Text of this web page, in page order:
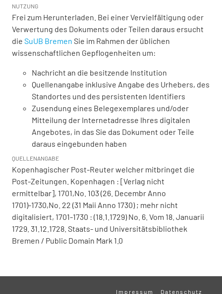
NUTZUNG
Frei zum Herunterladen. Bei einer Vervielfältigung oder
Verwertung des Dokuments oder Teilen daraus ersucht
die SuUB Bremen Sie im Rahmen der üblichen
wissenschaftlichen Gepflogenheiten um:
Nachricht an die besitzende Institution
Quellenangabe inklusive Angabe des Urhebers, des
Standortes und des persistenten Identifiers
Zusendung eines Belegexemplares und/oder
Mitteilung der Internetadresse Ihres digitalen
Angebotes, in das Sie das Dokument oder Teile
daraus eingebunden haben
QUELLENANGABE
Kopenhagischer Post-Reuter welcher mitbringet die
Post-Zeitungen. Kopenhagen : [Verlag nicht
ermittelbar], 1701,No. 103 (26. Decembr Anno
1701)-1730,No. 22 (31 Maii Anno 1730) ; mehr nicht
digitalisiert, 1701-1730 : (18.1.1729) No. 6. Vom 18. Januarii
1729. 31.12.1728. Staats- und Universitätsbibliothek
Bremen / Public Domain Mark 1.0
Impressum Datenschutz